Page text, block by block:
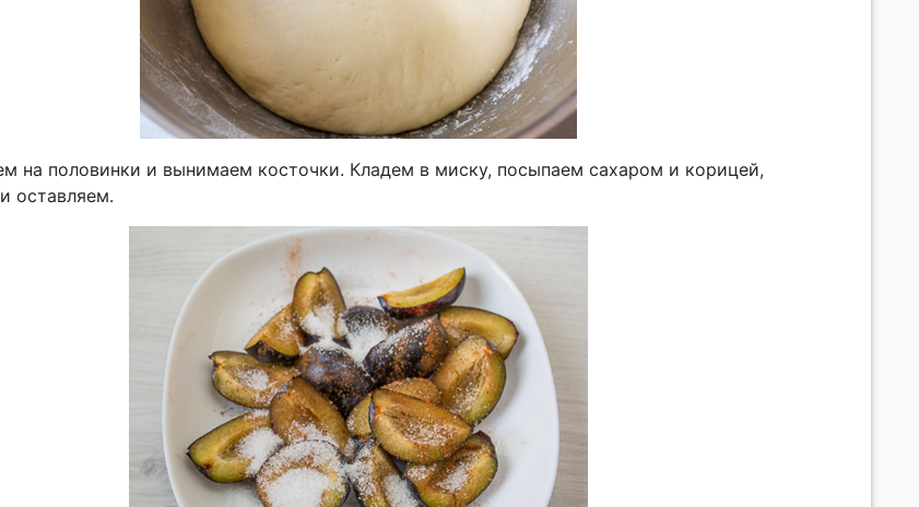
на половинки и вынимаем косточки. Кладем в миску, посыпаем сахаром и корицей,
оставляем.